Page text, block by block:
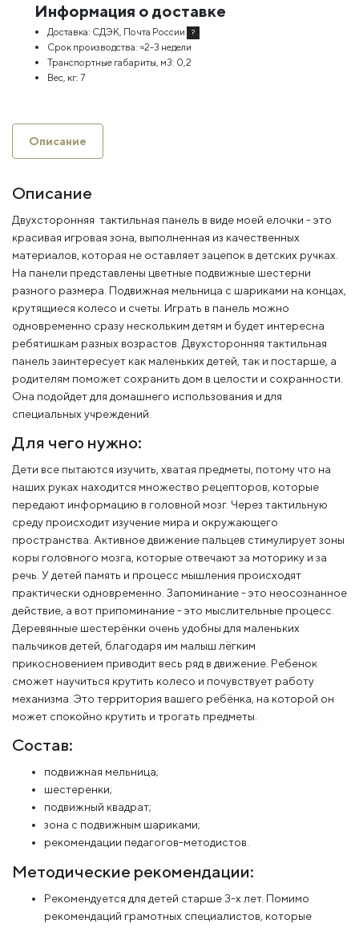
Информация о доставке
Доставка: СДЭК, Почта России ?
Срок производства: ≈2-3 недели
Транспортные габариты, м3: 0,2
Вес, кг: 7
Описание
Описание
Двухсторонняя тактильная панель в виде моей елочки - это
красивая игровая зона, выполненная из качественных
материалов, которая не оставляет зацепок в детских ручках.
На панели представлены цветные подвижные шестерни
разного размера. Подвижная мельница с шариками на концах,
крутящиеся колесо и счеты. Играть в панель можно
одновременно сразу нескольким детям и будет интересна
ребятишкам разных возрастов. Двухсторонняя тактильная
панель заинтересует как маленьких детей, так и постарше, а
родителям поможет сохранить дом в целости и сохранности.
Она подойдет для домашнего использования и для
специальных учреждений.
Для чего нужно:
Дети все пытаются изучить, хватая предметы, потому что на
наших руках находится множество рецепторов, которые
передают информацию в головной мозг. Через тактильную
среду происходит изучение мира и окружающего
пространства. Активное движение пальцев стимулирует зоны
коры головного мозга, которые отвечают за моторику и за
речь. У детей память и процесс мышления происходят
практически одновременно. Запоминание - это неосознанное
действие, а вот припоминание - это мыслительные процесс.
Деревянные шестерёнки очень удобны для маленьких
пальчиков детей, благодаря им малыш лёгким
прикосновением приводит весь ряд в движение. Ребенок
сможет научиться крутить колесо и почувствует работу
механизма. Это территория вашего ребёнка, на которой он
может спокойно крутить и трогать предметы.
Состав:
подвижная мельница;
шестеренки;
подвижный квадрат;
зона с подвижным шариками;
рекомендации педагогов-методистов.
Методические рекомендации:
Рекомендуется для детей старше 3-х лет. Помимо
рекомендаций грамотных специалистов, которые